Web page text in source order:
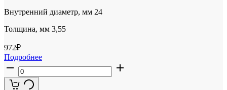
Внутренний диаметр, мм 24
Толщина, мм 3,55
972₽
Подробнее